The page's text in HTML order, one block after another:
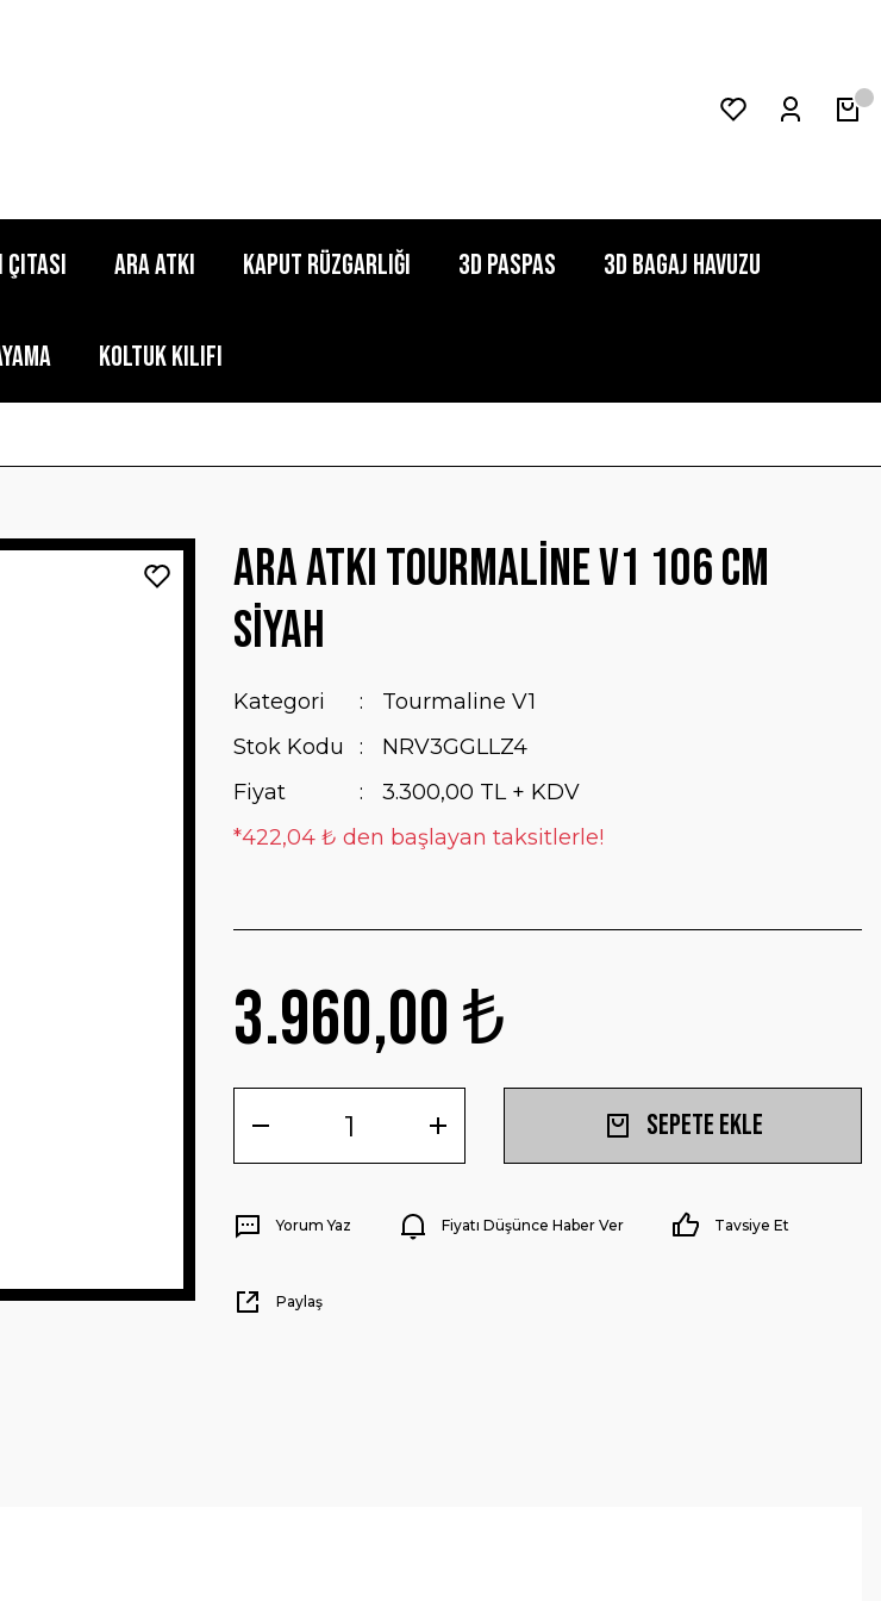
Ara Atkı Kaput Rüzgarlığı 3D Paspas 3D Bagaj Havuzu
Koltuk Kılıfı
Ara Atkı Tourmaline V1 106 cm
Siyah
Kategori
Tourmaline V1
Stok Kodu
NRV3GGLLZ4
Fiyat
3.300,00 TL + KDV
*422,04 ₺ den başlayan taksitlerle!
3.960,00 ₺
Sepete Ekle
Yorum Yaz Fiyatı Düşünce Haber Ver Tavsiye Et
Paylaş